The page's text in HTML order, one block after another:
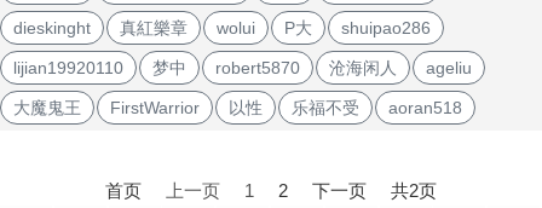
dieskinght 真紅樂章 wolui P大 shuipao286
lijian19920110 梦中 robert5870 沧海闲人 ageliu
大魔鬼王 FirstWarrior 以性 乐福不受 aoran518
首页 上一页 1 2 下一页 共2页